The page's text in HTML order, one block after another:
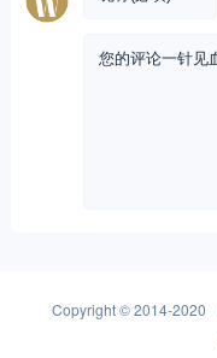
Copyright © 2014-2020